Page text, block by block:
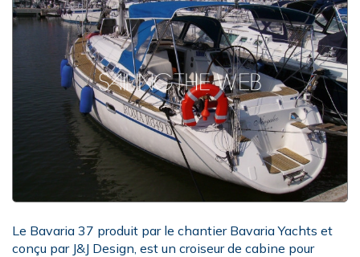
Le Bavaria 37 produit par le chantier Bavaria Yachts et
conçu par J&J Design, est un croiseur de cabine pour